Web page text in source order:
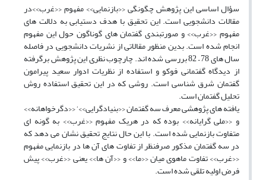
سؤال اساسی این پژوهش چگونگی ‹‹بازنمایی›› مفهوم ‹‹غرب››در
مقالات دانشجویی است. این تحقیق با هدف دستیابی به دلالت های
مفهوم ‹‹غرب›› و صورتبندی گفتمان های گوناگون حول این مفهوم
انجام شده است. بدین منظور مقالاتی از نشریات دانشجویی در فاصله
سال های 78 – 82 بررسی شده اند. چارچوب نظری این پژوهش برگرفته
از دیدگاه گفتمانی فوکو و استفاده از نظریات ادوار سعید پیرامون
گفتمان شرق شناسی است. روشی که در این تحقیق استفاده روش
تحلیل گفتمان است.
یافته های پژوهشی معرف سه گفتمان ‹‹بنیادگرایی››‘ ‹‹دگرخواهانه››
و ‹‹ملی گرایانه›› بوده که در هریک مفهوم ‹‹غرب›› به گونه ای
متفاوت بازنمایی شده است. با این حال نتایج تحقیق نشان می دهد که
در سه گفتمان مذکور صرفنظر از تفاوت های آن ها در بازنمایی مفهوم
‹‹غرب›› تفاوت ماهوی میان ‹‹ما›› و ‹‹آن ها›› یعنی ‹‹غرب›› پیش
فرض اولیه تلقی شده است.